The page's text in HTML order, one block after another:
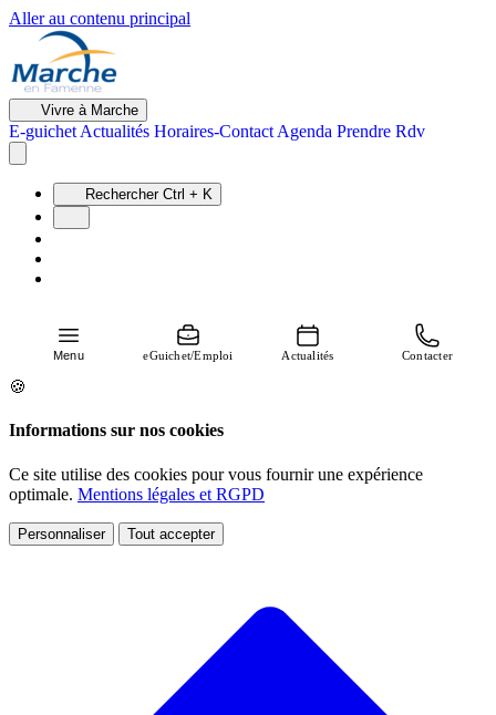
Aller au contenu principal
Vivre à Marche
E-guichet Actualités Horaires-Contact Agenda Prendre Rdv
Rechercher Ctrl + K
Menu eGuichet/Emploi Actualités Contacter
🍪
Informations sur nos cookies
Ce site utilise des cookies pour vous fournir une expérience
optimale. Mentions légales et RGPD
Personnaliser Tout accepter